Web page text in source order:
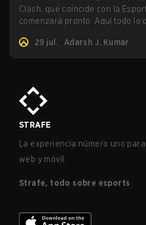
Clash, que coincide con la
comenzará pronto. Aquí todo lo
29 jul.
Adarsh J. Kumar
STRAFE
La experiencia número uno
web y móvil.
Strafe, todo sobre esports